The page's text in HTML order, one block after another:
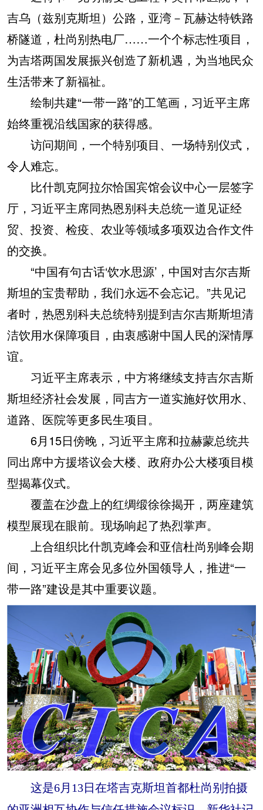
吉乌（兹别克斯坦）公路，亚湾－瓦赫达特铁路
桥隧道，杜尚别热电厂……一个个标志性项目，
为吉塔两国发展振兴创造了新机遇，为当地民众
生活带来了新福祉。
绘制共建“一带一路”的工笔画，习近平主席
始终重视沿线国家的获得感。
访问期间，一个特别项目、一场特别仪式，
令人难忘。
比什凯克阿拉尔恰国宾馆会议中心一层签字
厅，习近平主席同热恩别科夫总统一道见证经
贸、投资、检疫、农业等领域多项双边合作文件
的交换。
“中国有句古话‘饮水思源’，中国对吉尔吉斯
斯坦的宝贵帮助，我们永远不会忘记。”共见记
者时，热恩别科夫总统特别提到吉尔吉斯斯坦清
洁饮用水保障项目，由衷感谢中国人民的深情厚
谊。
习近平主席表示，中方将继续支持吉尔吉斯
斯坦经济社会发展，同吉方一道实施好饮用水、
道路、医院等更多民生项目。
6月15日傍晚，习近平主席和拉赫蒙总统共
同出席中方援塔议会大楼、政府办公大楼项目模
型揭幕仪式。
覆盖在沙盘上的红绸缎徐徐揭开，两座建筑
模型展现在眼前。现场响起了热烈掌声。
上合组织比什凯克峰会和亚信杜尚别峰会期
间，习近平主席会见多位外国领导人，推进“一
带一路”建设是其中重要议题。
这是6月13日在塔吉克斯坦首都杜尚别拍摄